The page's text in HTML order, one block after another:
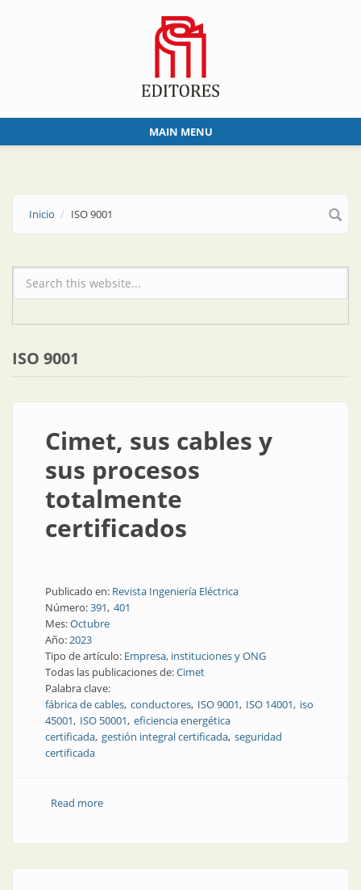
MAIN MENU
Inicio ISO 9001
Formulario de búsqueda
ISO 9001
Cimet, sus cables y
sus procesos
totalmente
certificados
Publicado en: Revista Ingeniería Eléctrica
Número:391 401
Mes:Octubre
Año:2023
Tipo de artículo: Empresa, instituciones y ONG
Todas las publicaciones de:Cimet
Palabra clave:
fábrica de cables conductores ISO 9001 ISO 14001
iso
45001
ISO 50001 eficiencia energética
certificada gestión integral certificada seguridad
certificada
Read moreabout Cimet, sus cables y sus procesos totalmente